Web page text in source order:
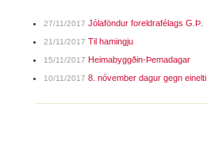
27/11/2017 Jólaföndur foreldrafélags G.Þ.
21/11/2017 Til hamingju
15/11/2017 Heimabyggðin-Þemadagar
10/11/2017 8. nóvember dagur gegn einelti